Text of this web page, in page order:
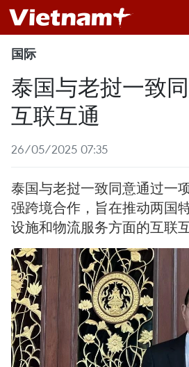
国际
泰国与老挝一致
互联互通
26/05/2025 07:35
泰国与老挝一致同意通过一
强跨境合作，旨在推动两国
设施和物流服务方面的互联互